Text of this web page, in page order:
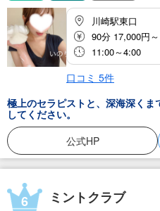
川崎駅東口
90分 17,000円～
11:00～4:00
口コミ 5件
極上のセラピストと、深海深く
してください。
公式HP
6 ミントクラブ